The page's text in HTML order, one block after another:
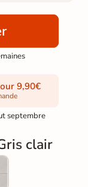
9,90€
septembre
clair